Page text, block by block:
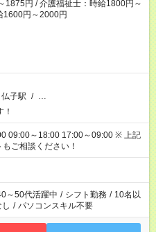
1875円 / 介護福祉士：時給1800円～
1600円～2000円
仏子駅 / …
～18:00 17:00～09:00 ※ 上記
ご相談ください！
～50代活躍中 / シフト勤務 / 10名以
/ パソコンスキル不要